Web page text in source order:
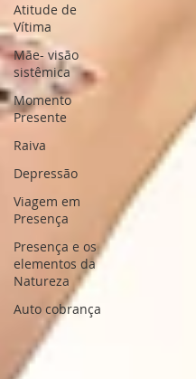
Atitude de
Vítima
Mãe- visão
sistêmica
Momento
Presente
Raiva
Depressão
Viagem em
Presença
Presença e os
elementos da
Natureza
Auto cobrança